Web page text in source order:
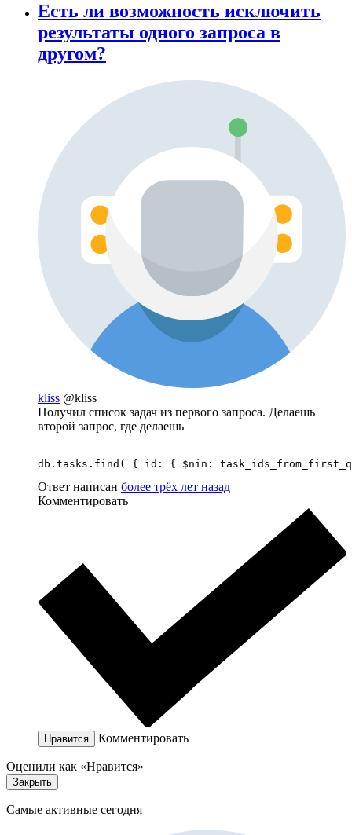
Есть ли возможность исключить
результаты одного запроса в
другом?
kliss @kliss
Получил список задач из первого запроса. Делаешь
второй запрос, где делаешь
db.tasks.find( { id: { $nin:
Ответ написан более трёх лет назад
Комментировать
Нравится Комментировать
Оценили как «Нравится»
Закрыть
Самые активные сегодня